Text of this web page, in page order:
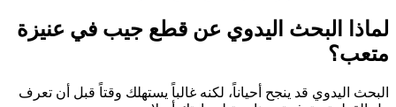
لماذا البحث اليدوي عن قطع جيب في عنيزة
متعب؟
البحث اليدوي قد ينجح أحياناً، لكنه غالباً يستهلك وقتاً قبل أن تعرف